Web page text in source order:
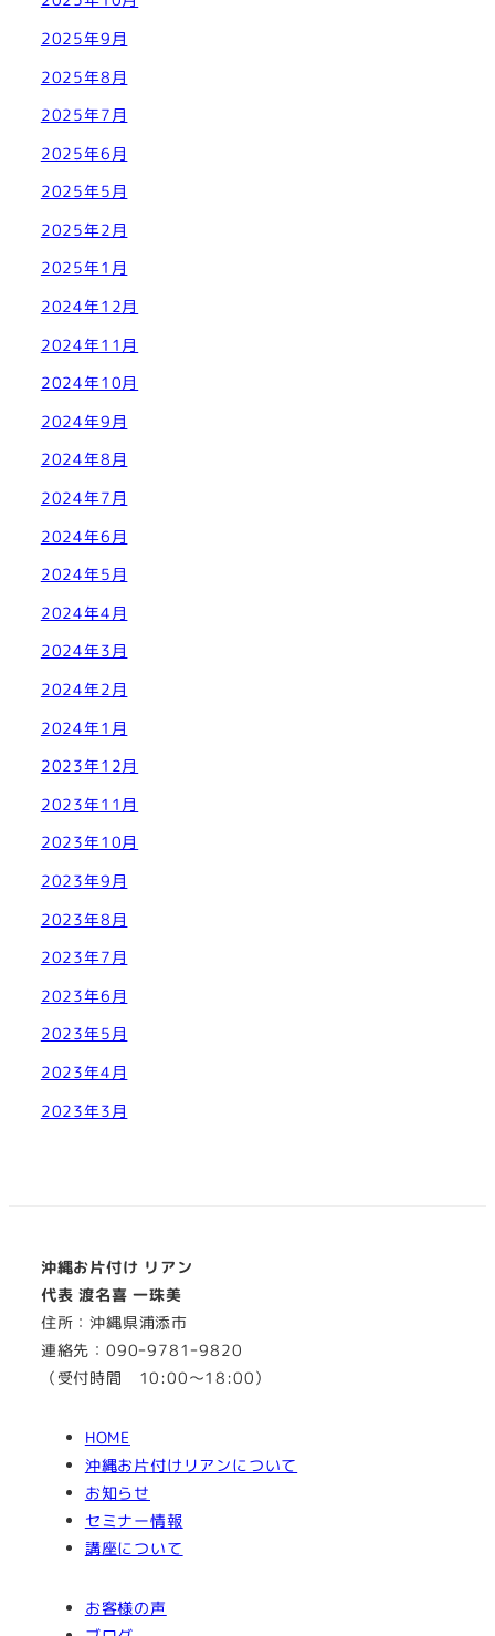
2025年9月
2025年8月
2025年7月
2025年6月
2025年5月
2025年2月
2025年1月
2024年12月
2024年11月
2024年10月
2024年9月
2024年8月
2024年7月
2024年6月
2024年5月
2024年4月
2024年3月
2024年2月
2024年1月
2023年12月
2023年11月
2023年10月
2023年9月
2023年8月
2023年7月
2023年6月
2023年5月
2023年4月
2023年3月
沖縄お片付け リアン
代表 渡名喜 一珠美
住所：沖縄県浦添市
連絡先：090ｰ9781ｰ9820
（受付時間 10:00～18:00）
HOME
沖縄お片付けリアンについて
お知らせ
セミナー情報
講座について
お客様の声